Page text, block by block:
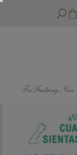
Too Fucking Nice